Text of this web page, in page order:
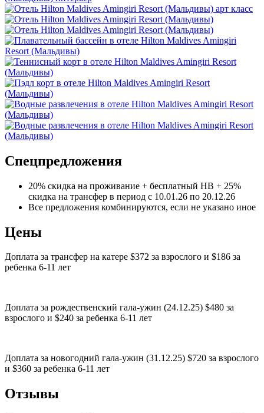
Спецпредложения
20% скидка на проживание + бесплатный НВ + 25%
скидка на трансфер в период с 10.01.26 по 20.12.26
Все предложения комбинируются, если не указано иное
Цены
Доплата за трансфер на катере $372 за взрослого и $186 за
ребенка 6-11 лет
Доплата за рождественский гала-ужин (24.12.25) $480 за
взрослого и $240 за ребенка 6-11 лет
Доплата за новогодний гала-ужин (31.12.25) $720 за взрослого
и $360 за ребенка 6-11 лет
Отзывы